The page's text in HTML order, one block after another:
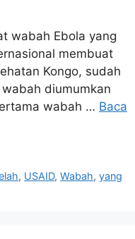
wabah Ebola yang
membuat
Kongo, sudah
diumumkan
wabah … Baca
, USAID,Wabah,yang